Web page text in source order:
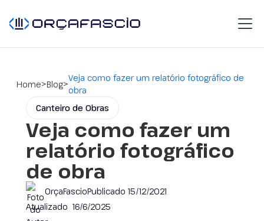
Home>Blog>Veja como fazer um relatório fotográfico de
obra
Canteiro de Obras
Veja como fazer um
relatório fotográfico
de obra
OrçaFascioPublicado15/12/2021
Atualizado16/6/2025